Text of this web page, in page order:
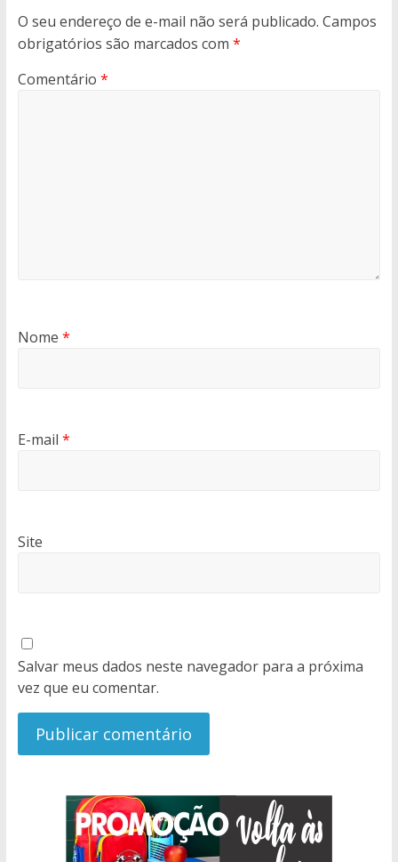
O seu endereço de e-mail não será publicado. Campos
obrigatórios são marcados com *
Comentário *
Nome *
E-mail *
Site
Salvar meus dados neste navegador para a próxima
vez que eu comentar.